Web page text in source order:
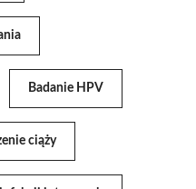
Badanie HPV
ciąży